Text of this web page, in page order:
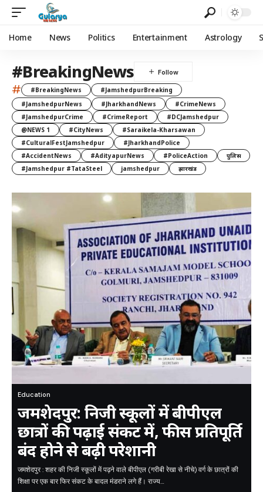
Home News Politics Entertainment Astrology
#BreakingNews
# #BreakingNews
#JamshedpurBreaking
#JamshedpurNews
#JharkhandNews
#CrimeNews
#JamshedpurCrime
#CrimeReport
#DCJamshedpur
@NEWS 1
#CityNews
#Saraikela-Kharsawan
#CulturalFestJamshedpur
#JharkhandPolice
#AccidentNews
#AdityapurNews #PoliceAction
पुलिस
#Jamshedpur #TataSteel
jamshedpur झारखंड
Education
जमशेदपुर: निजी स्कूलों में बीपीएल
छात्रों की पढ़ाई संकट में, फीस प्रतिपूर्ति
बंद होने से बढ़ी परेशानी
जमशेदपुर : शहर की निजी स्कूलों में पढ़ने वाले बीपीएल (गरीबी रेखा से नीचे) वर्ग के छात्रों की
शिक्षा पर एक बार फिर संकट के बादल मंडराने लगे हैं। राज्य…